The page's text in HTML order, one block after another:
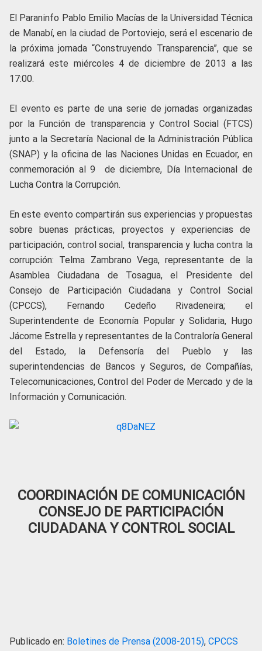
El Paraninfo Pablo Emilio Macías de la Universidad Técnica
de Manabí, en la ciudad de Portoviejo, será el escenario de
la próxima jornada “Construyendo Transparencia”, que se
realizará este miércoles 4 de diciembre de 2013 a las
17:00.
El evento es parte de una serie de jornadas organizadas
por la Función de transparencia y Control Social (FTCS)
junto a la Secretaría Nacional de la Administración Pública
(SNAP) y la oficina de las Naciones Unidas en Ecuador, en
conmemoración al 9 de diciembre, Día Internacional de
Lucha Contra la Corrupción.
En este evento compartirán sus experiencias y propuestas
sobre buenas prácticas, proyectos y experiencias de
participación, control social, transparencia y lucha contra la
corrupción: Telma Zambrano Vega, representante de la
Asamblea Ciudadana de Tosagua, el Presidente del
Consejo de Participación Ciudadana y Control Social
(CPCCS), Fernando Cedeño Rivadeneira; el
Superintendente de Economía Popular y Solidaria, Hugo
Jácome Estrella y representantes de la Contraloría General
del Estado, la Defensoría del Pueblo y las
superintendencias de Bancos y Seguros, de Compañías,
Telecomunicaciones, Control del Poder de Mercado y de la
Información y Comunicación.
COORDINACIÓN DE COMUNICACIÓN
CONSEJO DE PARTICIPACIÓN
CIUDADANA Y CONTROL SOCIAL
Publicado en: Boletines de Prensa (2008-2015), CPCCS